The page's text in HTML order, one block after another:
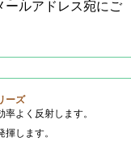
ールアドレス宛にご
ーズ
よく反射します。
します。